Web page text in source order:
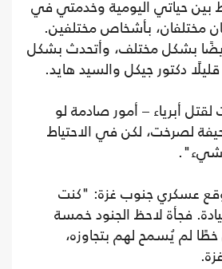
بين حياتي اليومية وخدمتي في
مختلفان، بأشخاص مختلفين.
بشكل مختلف، وأتحدث بشكل
دكتور جيكل والسيد هايد.
أبرياء – أمور صادمة لو
لصرخت، لكن في الاحتياط
شيء".
عسكري جنوب غزة: "كنت
فجأة لاحظ الجنود خمسة
لم يُسمح لهم بتجاوزه،